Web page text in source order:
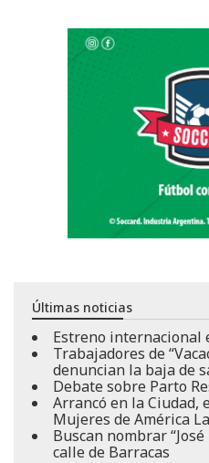
Últimas noticias
Estreno internacional
Trabajadores de
denuncian la baja de
Debate sobre Parto
Arrancó en la Ciudad,
Mujeres de América
Buscan nombrar
calle de Barracas